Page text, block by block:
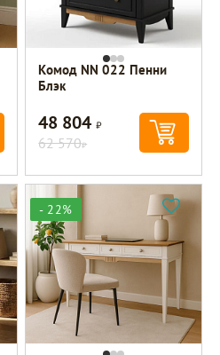
Комод NN 022 Пенни
Блэк
48 804Р
62 570Р
- 22%